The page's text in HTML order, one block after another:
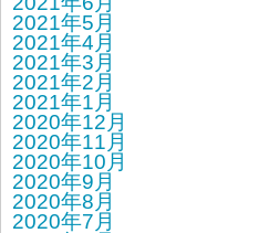
2021年5月
2021年4月
2021年3月
2021年2月
2021年1月
2020年12月
2020年11月
2020年10月
2020年9月
2020年8月
2020年7月